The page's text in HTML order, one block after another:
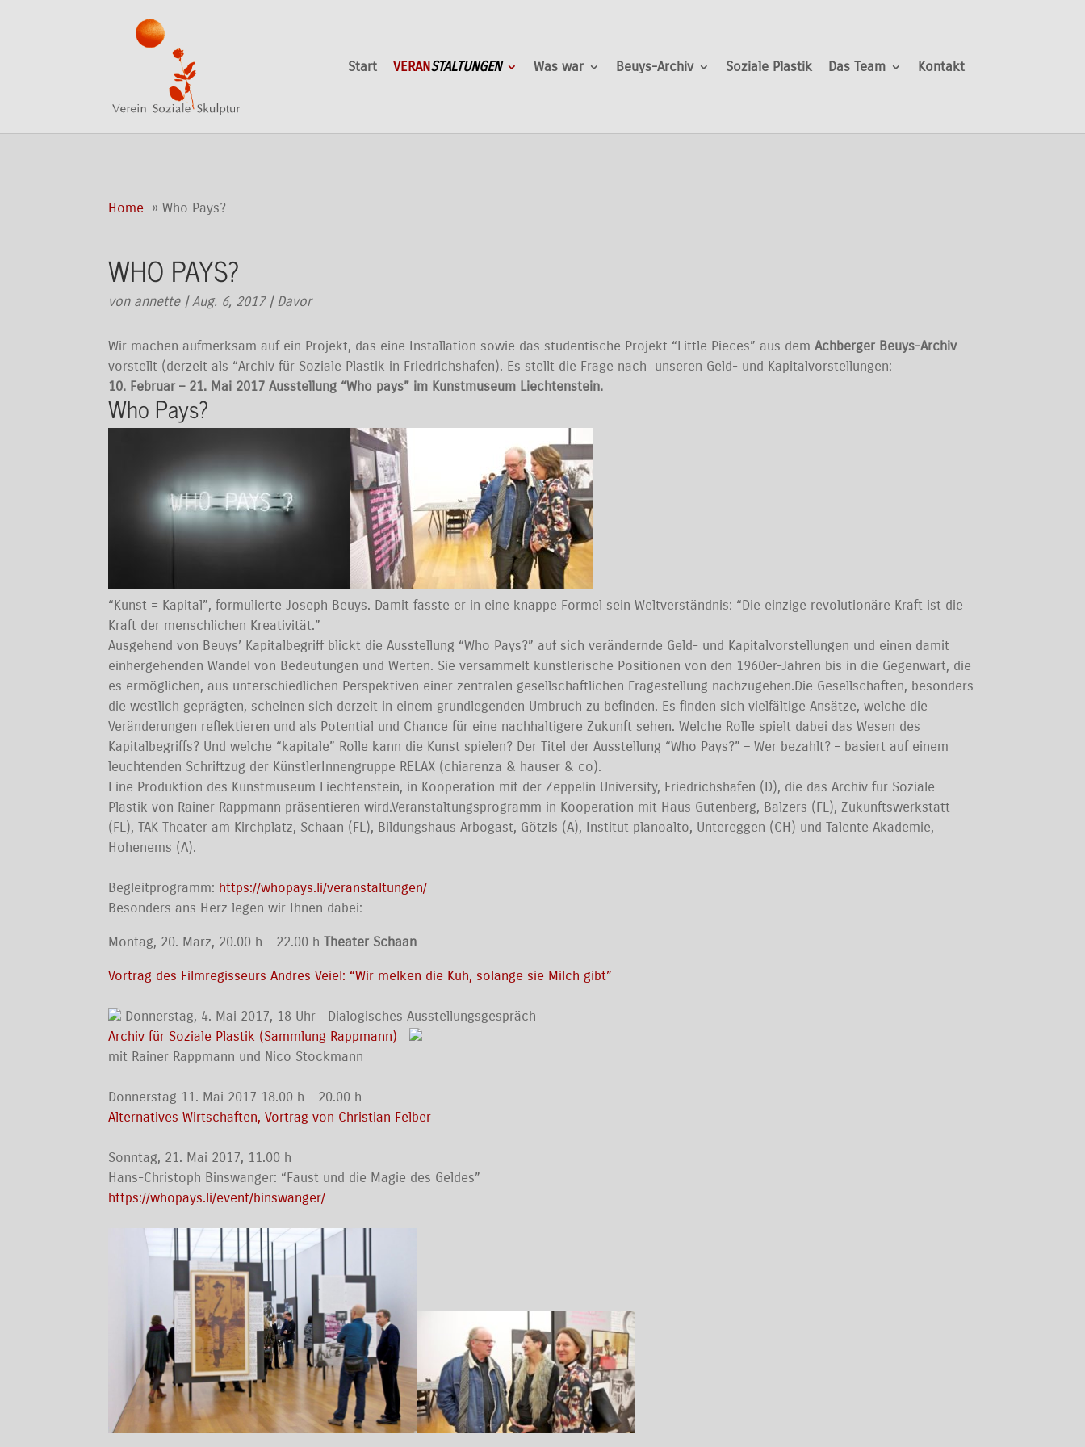
Start VERANSTALTUNGEN Was war Beuys-Archiv Soziale Plastik Das Team Kontakt
Home Who Pays?
WHO PAYS?
von annette|Aug. 6, 2017|Davor
Wir machen aufmerksam auf ein Projekt, das eine Installation sowie das studentische Projekt “Little Pieces” aus demAchberger Beuys-Archiv
vorstellt (derzeit als “Archiv für Soziale Plastik in Friedrichshafen). Es stellt die Frage nach unseren Geld- und Kapitalvorstellungen:
10. Februar – 21. Mai 2017 Ausstellung “Who pays” im Kunstmuseum Liechtenstein.
Who Pays?
“Kunst = Kapital”, formulierte Joseph Beuys. Damit fasste er in eine knappe Formel sein Weltverständnis: “Die einzige revolutionäre Kraft ist die
Kraft der menschlichen Kreativität.”
Ausgehend von Beuys’ Kapitalbegriff blickt die Ausstellung “Who Pays?” auf sich verändernde Geld- und Kapitalvorstellungen und einen damit
einhergehenden Wandel von Bedeutungen und Werten. Sie versammelt künstlerische Positionen von den 1960er-Jahren bis in die Gegenwart, die
es ermöglichen, aus unterschiedlichen Perspektiven einer zentralen gesellschaftlichen Fragestellung nachzugehen.Die Gesellschaften, besonders
die westlich geprägten, scheinen sich derzeit in einem grundlegenden Umbruch zu befinden. Es finden sich vielfältige Ansätze, welche die
Veränderungen reflektieren und als Potential und Chance für eine nachhaltigere Zukunft sehen. Welche Rolle spielt dabei das Wesen des
Kapitalbegriffs? Und welche “kapitale” Rolle kann die Kunst spielen? Der Titel der Ausstellung “Who Pays?” – Wer bezahlt? – basiert auf einem
leuchtenden Schriftzug der KünstlerInnengruppe RELAX (chiarenza & hauser & co).
Eine Produktion des Kunstmuseum Liechtenstein, in Kooperation mit der Zeppelin University, Friedrichshafen (D), die das Archiv für Soziale
Plastik von Rainer Rappmann präsentieren wird.Veranstaltungsprogramm in Kooperation mit Haus Gutenberg, Balzers (FL), Zukunftswerkstatt
(FL), TAK Theater am Kirchplatz, Schaan (FL), Bildungshaus Arbogast, Götzis (A), Institut planoalto, Untereggen (CH) und Talente Akademie,
Hohenems (A).
Begleitprogramm: https://whopays.li/veranstaltungen/
Besonders ans Herz legen wir Ihnen dabei:
Montag, 20. März, 20.00 h – 22.00 hTheater Schaan
Vortrag des Filmregisseurs Andres Veiel: “Wir melken die Kuh, solange sie Milch gibt”
Donnerstag, 4. Mai 2017, 18 Uhr Dialogisches Ausstellungsgespräch
Archiv für Soziale Plastik (Sammlung Rappmann)
mit Rainer Rappmann und Nico Stockmann
Donnerstag 11. Mai 2017 18.00 h – 20.00 h
Alternatives Wirtschaften, Vortrag von Christian Felber
Sonntag, 21. Mai 2017, 11.00 h
Hans-Christoph Binswanger: “Faust und die Magie des Geldes”
https://whopays.li/event/binswanger/